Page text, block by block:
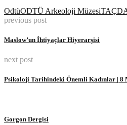
OdtüODTÜ Arkeoloji Müzesi
previous post
Maslow’un İhtiyaçlar Hiyerarşisi
next post
Psikoloji Tarihindeki Önemli Kadınlar | 8
Gorgon Dergisi